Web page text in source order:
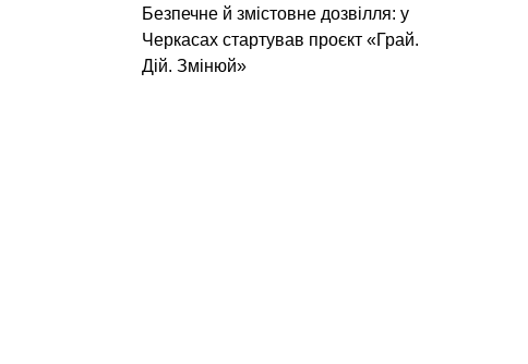
Безпечне й змістовне дозвілля: у
Черкасах стартував проєкт «Грай.
Дій. Змінюй»